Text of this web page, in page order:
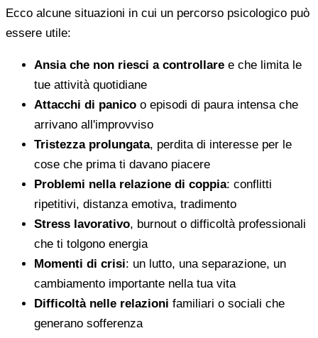
Ecco alcune situazioni in cui un percorso psicologico può
essere utile:
Ansia che non riesci a controllare e che limita le
tue attività quotidiane
Attacchi di panico o episodi di paura intensa che
arrivano all'improvviso
Tristezza prolungata, perdita di interesse per le
cose che prima ti davano piacere
Problemi nella relazione di coppia: conflitti
ripetitivi, distanza emotiva, tradimento
Stress lavorativo, burnout o difficoltà professionali
che ti tolgono energia
Momenti di crisi: un lutto, una separazione, un
cambiamento importante nella tua vita
Difficoltà nelle relazioni familiari o sociali che
generano sofferenza